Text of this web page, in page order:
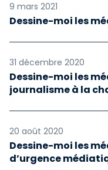
9 mars 2021
Dessine-moi les
31 décembre 2020
Dessine-moi les
journalisme à la
20 août 2020
Dessine-moi les
d’urgence